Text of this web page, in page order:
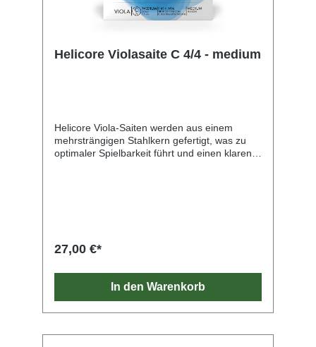
Helicore Violasaite C 4/4 - medium
Helicore Viola-Saiten werden aus einem
mehrsträngigen Stahlkern gefertigt, was zu
optimaler Spielbarkeit führt und einen klaren,
27,00 €*
In den Warenkorb